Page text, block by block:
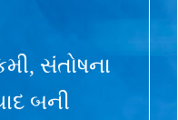
સંતોષના
બની